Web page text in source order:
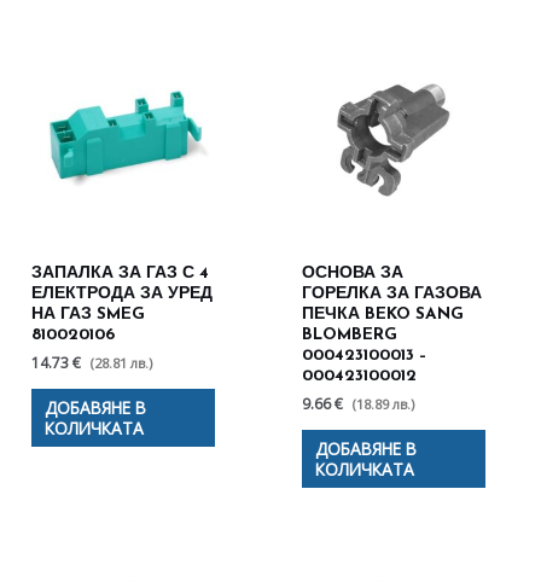
ЗАПАЛКА ЗА ГАЗ С 4
ЕЛЕКТРОДА ЗА УРЕД
НА ГАЗ SMEG
810020106
14.73 € (28.81 лв.)
ДОБАВЯНЕ В
КОЛИЧКАТА
ОСНОВА ЗА
ГОРЕЛКА ЗА ГАЗОВА
ПЕЧКА BEKO SANG
BLOMBERG
000423100013 –
000423100012
9.66 € (18.89 лв.)
ДОБАВЯНЕ В
КОЛИЧКАТА